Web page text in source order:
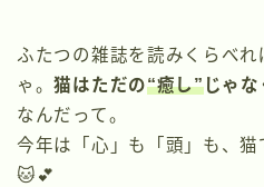
ふたつの雑誌を読みくらべ
ゃ。猫はただの“癒し”じゃな
なんだって。
今年は「心」も「頭」も、
🐱💕